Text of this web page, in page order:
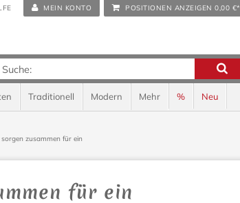
MEIN KONTO POSITIONEN ANZEIGEN 0,00 €*
Traditionell Modern Mehr % Neu
zusammen für ein
für ein